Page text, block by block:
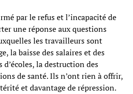
par le refus et l’incapacité de
une réponse aux questions
les travailleurs sont
la baisse des salaires et des
la destruction des
de santé. Ils n’ont rien à offrir,
et davantage de répression.